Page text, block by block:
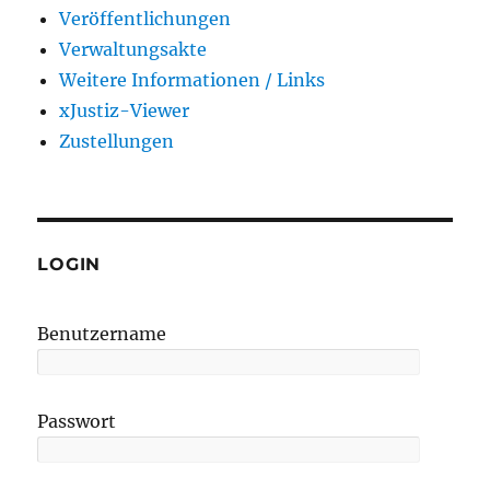
Veröffentlichungen
Verwaltungsakte
Weitere Informationen / Links
xJustiz-Viewer
Zustellungen
LOGIN
Benutzername
Passwort